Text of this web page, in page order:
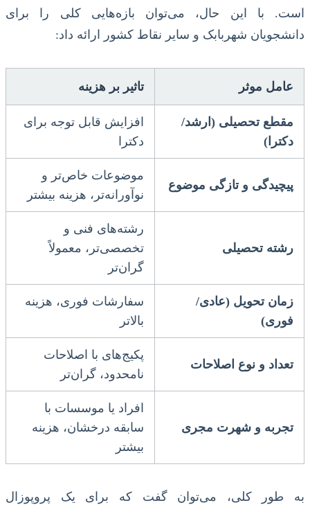
است. با این حال، می‌توان بازه‌هایی کلی را برای
دانشجویان شهربابک و سایر نقاط کشور ارائه داد:
عامل موثر تاثیر بر هزینه
مقطع تحصیلی (ارشد/
دکترا)
افزایش قابل توجه برای
دکترا
پیچیدگی و تازگی موضوع
موضوعات خاص‌تر و
نوآورانه‌تر، هزینه بیشتر
رشته تحصیلی
رشته‌های فنی و
تخصصی‌تر، معمولاً
گران‌تر
زمان تحویل (عادی/
فوری)
سفارشات فوری، هزینه
بالاتر
تعداد و نوع اصلاحات
پکیج‌های با اصلاحات
نامحدود، گران‌تر
تجربه و شهرت مجری
افراد یا موسسات با
سابقه درخشان، هزینه
بیشتر
به طور کلی، می‌توان گفت که برای یک پروپوزال